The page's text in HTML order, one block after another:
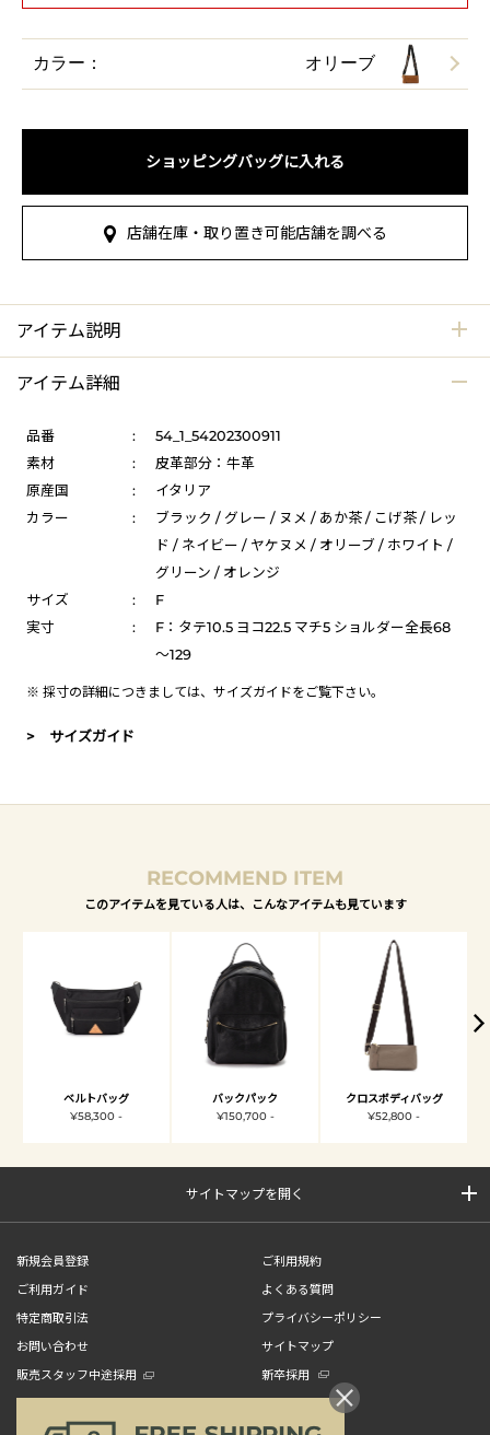
カラー： オリーブ
ショッピングバッグに入れる
店舗在庫・取り置き可能店舗を調べる
アイテム説明
アイテム詳細
品番 :
54_1_54202300911
素材
:
皮革部分：牛革
原産国
:
イタリア
カラー
:
ブラック / グレー / ヌメ / あか茶 / こげ茶 / レッ
ド / ネイビー / ヤケヌメ / オリーブ / ホワイト /
グリーン / オレンジ
サイズ
:
F
実寸
:
F：タテ10.5 ヨコ22.5 マチ5 ショルダー全長68
～129
※ 採寸の詳細につきましては、 サイズガイドをご覧下さい。
> サイズガイド
RECOMMEND ITEM
このアイテムを見ている人は、こんなアイテムも見ています
ベルトバッグ
¥58,300 -
バックパック
¥150,700 -
クロスボディバッグ
¥52,800 -
サイトマップを開く
新規会員登録
ご利用規約
ご利用ガイド
よくある質問
特定商取引法
プライバシーポリシー
お問い合わせ
サイトマップ
販売スタッフ中途採用
新卒採用